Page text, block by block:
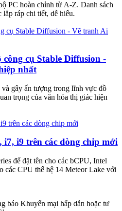
PC hoàn chỉnh từ A-Z. Danh sách
ráp chi tiết, dễ hiểu.
cụ Stable Diffusion -
nhất
gây ấn tượng trong lĩnh vực đồ
trọng của văn hóa thị giác hiện
i7, i9 trên các dòng chip mới
để đặt tên cho các bCPU, Intel
các CPU thế hệ 14 Meteor Lake với
báo Khuyến mại hấp dẫn hoặc tư